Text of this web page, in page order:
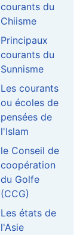
courants du
Chiisme
Principaux
courants du
Sunnisme
Les courants
ou écoles de
pensées de
l'Islam
le Conseil de
coopération
du Golfe
(CCG)
Les états de
l'Asie